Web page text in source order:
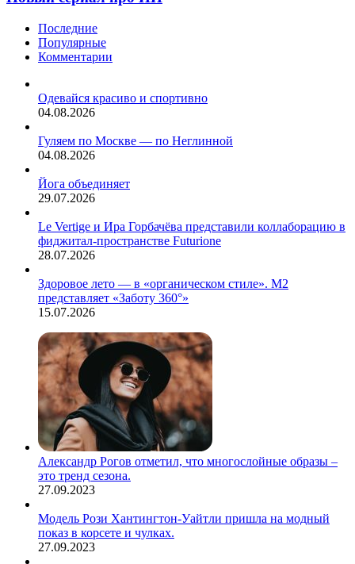
Последние
Популярные
Комментарии
Одевайся красиво и спортивно
04.08.2026
Гуляем по Москве — по Неглинной
04.08.2026
Йога объединяет
29.07.2026
Le Vertige и Ира Горбачёва представили коллаборацию в
фиджитал-пространстве Futurione
28.07.2026
Здоровое лето — в «органическом стиле». М2
представляет «Заботу 360°»
15.07.2026
Александр Рогов отметил, что многослойные образы –
это тренд сезона.
27.09.2023
Модель Рози Хантингтон-Уайтли пришла на модный
показ в корсете и чулках.
27.09.2023